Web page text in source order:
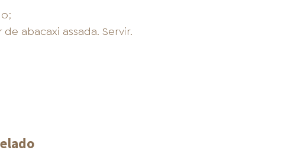
abacaxi assada. Servir.